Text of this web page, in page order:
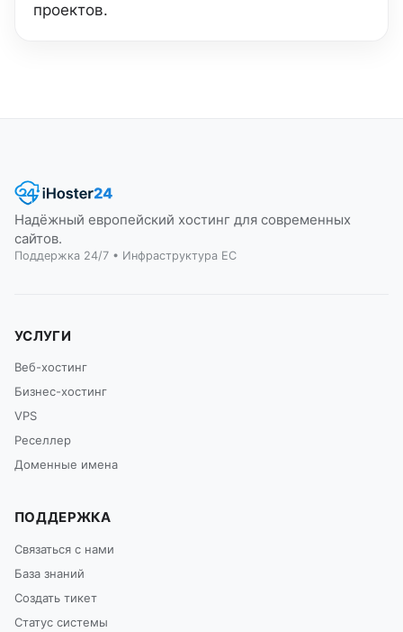
проектов.
Надёжный европейский хостинг для современных
сайтов.
Поддержка 24/7 • Инфраструктура ЕС
УСЛУГИ
Веб-хостинг
Бизнес-хостинг
VPS
Реселлер
Доменные имена
ПОДДЕРЖКА
Связаться с нами
База знаний
Создать тикет
Статус системы